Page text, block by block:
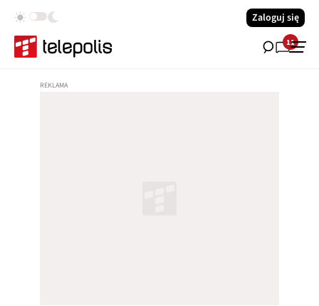
Zaloguj się
11